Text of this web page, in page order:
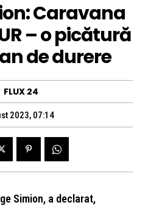
Caravana
– o picătură
de durere
FLUX 24
2023, 07:14
Simion, a declarat,